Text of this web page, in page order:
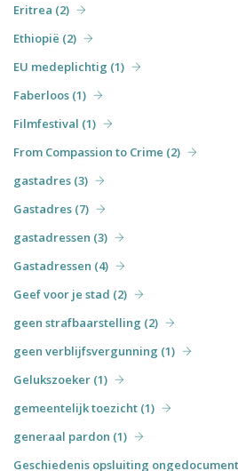
Eritrea (2)
Ethiopië (2)
EU medeplichtig (1)
Faberloos (1)
Filmfestival (1)
From Compassion to Crime (2)
gastadres (3)
Gastadres (7)
gastadressen (3)
Gastadressen (4)
Geef voor je stad (2)
geen strafbaarstelling (2)
geen verblijfsvergunning (1)
Gelukszoeker (1)
gemeentelijk toezicht (1)
generaal pardon (1)
Geschiedenis opsluiting